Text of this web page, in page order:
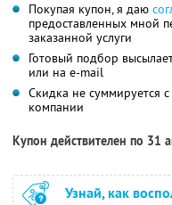
Покупая купон, я даю
предоставленных мной
заказанной услуги
Готовый подбор
или на e-mail
Скидка не суммируется
компании
Купон действителен по 31
Узнай, как